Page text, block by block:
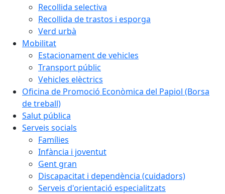
Recollida selectiva
Recollida de trastos i esporga
Verd urbà
Mobilitat
Estacionament de vehicles
Transport públic
Vehicles elèctrics
Oficina de Promoció Econòmica del Papiol (Borsa
de treball)
Salut pública
Serveis socials
Famílies
Infància i joventut
Gent gran
Discapacitat i dependència (cuidadors)
Serveis d'orientació especialitzats